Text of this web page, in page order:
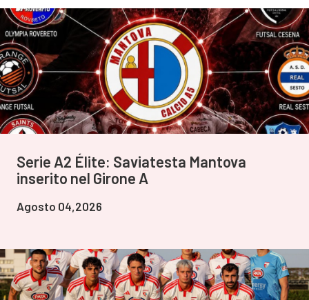
Serie A2 Élite: Saviatesta Mantova
inserito nel Girone A
Agosto 04,2026